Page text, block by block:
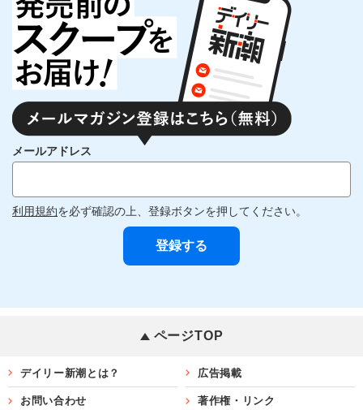
メールアドレス
利用規約を必ず確認の上、登録ボタンを押してください。
ページTOP
デイリー新潮とは？ 広告掲載
お問い合わせ 著作権・リンク